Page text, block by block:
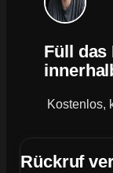
Rückruf
Füll
Kostenlos,